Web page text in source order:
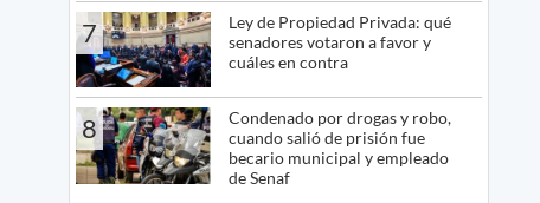
7
Ley de Propiedad Privada: qué
senadores votaron a favor y
cuáles en contra
8
Condenado por drogas y robo,
cuando salió de prisión fue
becario municipal y empleado
de Senaf